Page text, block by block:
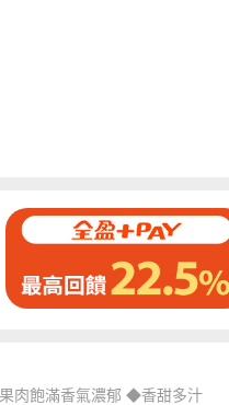
肉飽滿香氣濃郁 ◆香甜多汁